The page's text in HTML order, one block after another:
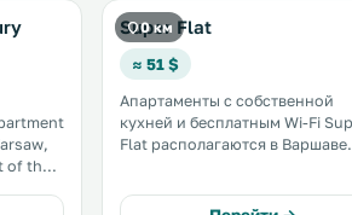
of the
-
0 км
Super Flat
≈ 51 $
Апартаменты с собственной
кухней и бесплатным Wi-Fi
Flat располагаются в Варшаве.
посудомоечная машина. Гостям